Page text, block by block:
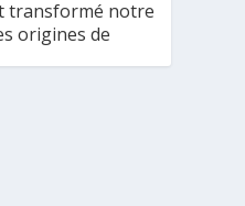
transformé notre
origines de